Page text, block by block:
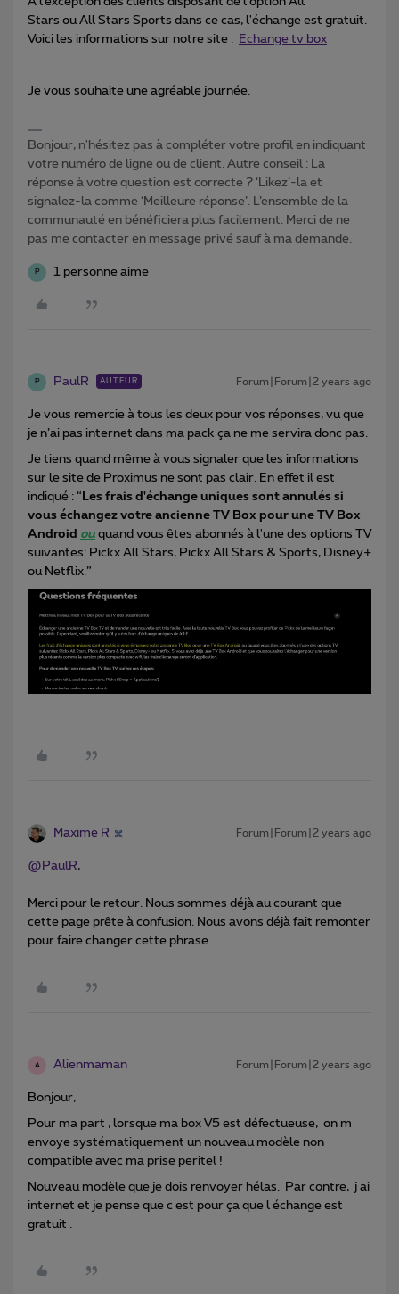
Stars ou All Stars Sports dans ce cas, l'échange est gratuit.
Voici les informations sur notre site : Echange tv box
Je vous souhaite une agréable journée.
Bonjour, n'hésitez pas à compléter votre profil en indiquant
votre numéro de ligne ou de client. Autre conseil : La
réponse à votre question est correcte ? ‘Likez’-la et
signalez-la comme ‘Meilleure réponse’. L’ensemble de la
communauté en bénéficiera plus facilement. Merci de ne
pas me contacter en message privé sauf à ma demande.
P 1 personne aime
P PaulR AUTEUR Forum|Forum|2 years ago
Je vous remercie à tous les deux pour vos réponses, vu que
je n’ai pas internet dans ma pack ça ne me servira donc pas.
Je tiens quand même à vous signaler que les informations
sur le site de Proximus ne sont pas clair. En effet il est
indiqué : “ Les frais d'échange uniques sont annulés si
vous échangez votre ancienne TV Box pour une TV Box
Android ou quand vous êtes abonnés à l'une des options TV
suivantes: Pickx All Stars, Pickx All Stars & Sports, Disney+
ou Netflix.”
Maxime R Forum|Forum|2 years ago
@PaulR,
Merci pour le retour. Nous sommes déjà au courant que
cette page prête à confusion. Nous avons déjà fait remonter
pour faire changer cette phrase.
A Alienmaman Forum|Forum|2 years ago
Bonjour,
Pour ma part , lorsque ma box V5 est défectueuse, on m
envoye systématiquement un nouveau modèle non
compatible avec ma prise peritel !
Nouveau modèle que je dois renvoyer hélas. Par contre, j ai
internet et je pense que c est pour ça que l échange est
gratuit .